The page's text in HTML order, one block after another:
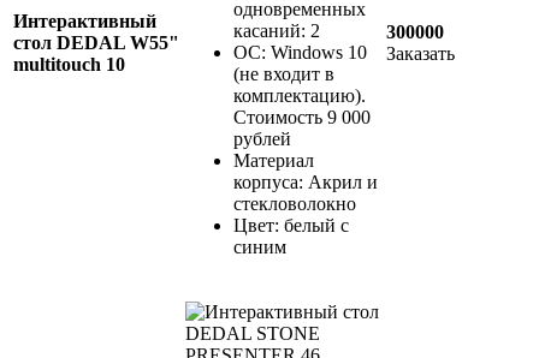
Интерактивный
стол DEDAL W55"
multitouch 10
одновременных
касаний: 2
ОС: Windows 10
(не входит в
комплектацию).
Стоимость 9 000
рублей
Материал
корпуса: Акрил и
стекловолокно
Цвет: белый с
синим
300000
Заказать